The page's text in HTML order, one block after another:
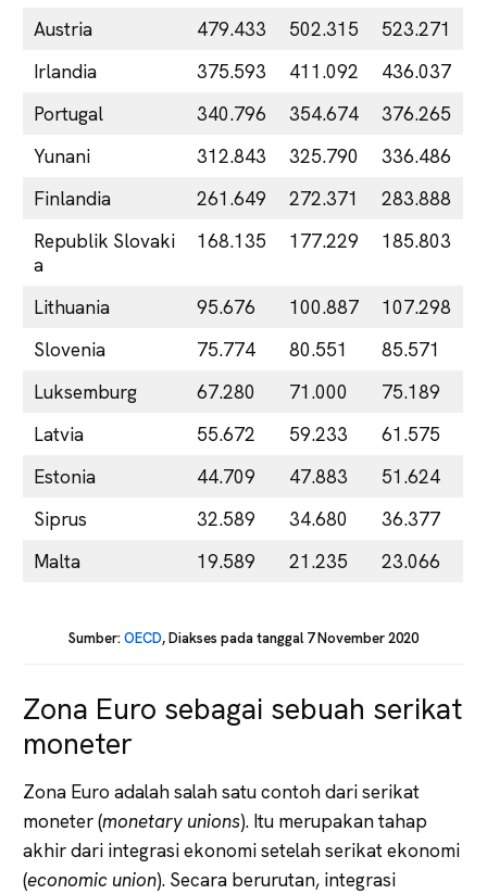
Austria
479.433 502.315
523.271
Irlandia
375.593 411.092
436.037
Portugal
340.796 354.674
376.265
Yunani
312.843 325.790
336.486
Finlandia
261.649 272.371
283.888
Republik Slovaki
a
168.135 177.229 185.803
Lithuania 95.676 100.887
107.298
Slovenia
75.774 80.551
85.571
Luksemburg
67.280 71.000
75.189
Latvia
55.672 59.233
61.575
Estonia
44.709 47.883
51.624
Siprus
32.589 34.680
36.377
Malta
19.589 21.235 23.066
Sumber:OECD, Diakses pada tanggal 7 November 2020
Zona Euro sebagai sebuah serikat
moneter
Zona Euro adalah salah satu contoh dari serikat
moneter (monetary unions). Itu merupakan tahap
akhir dari integrasi ekonomi setelah serikat ekonomi
(economic union). Secara berurutan, integrasi